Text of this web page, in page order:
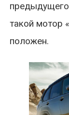
предыдущего
такой мотор
положен.